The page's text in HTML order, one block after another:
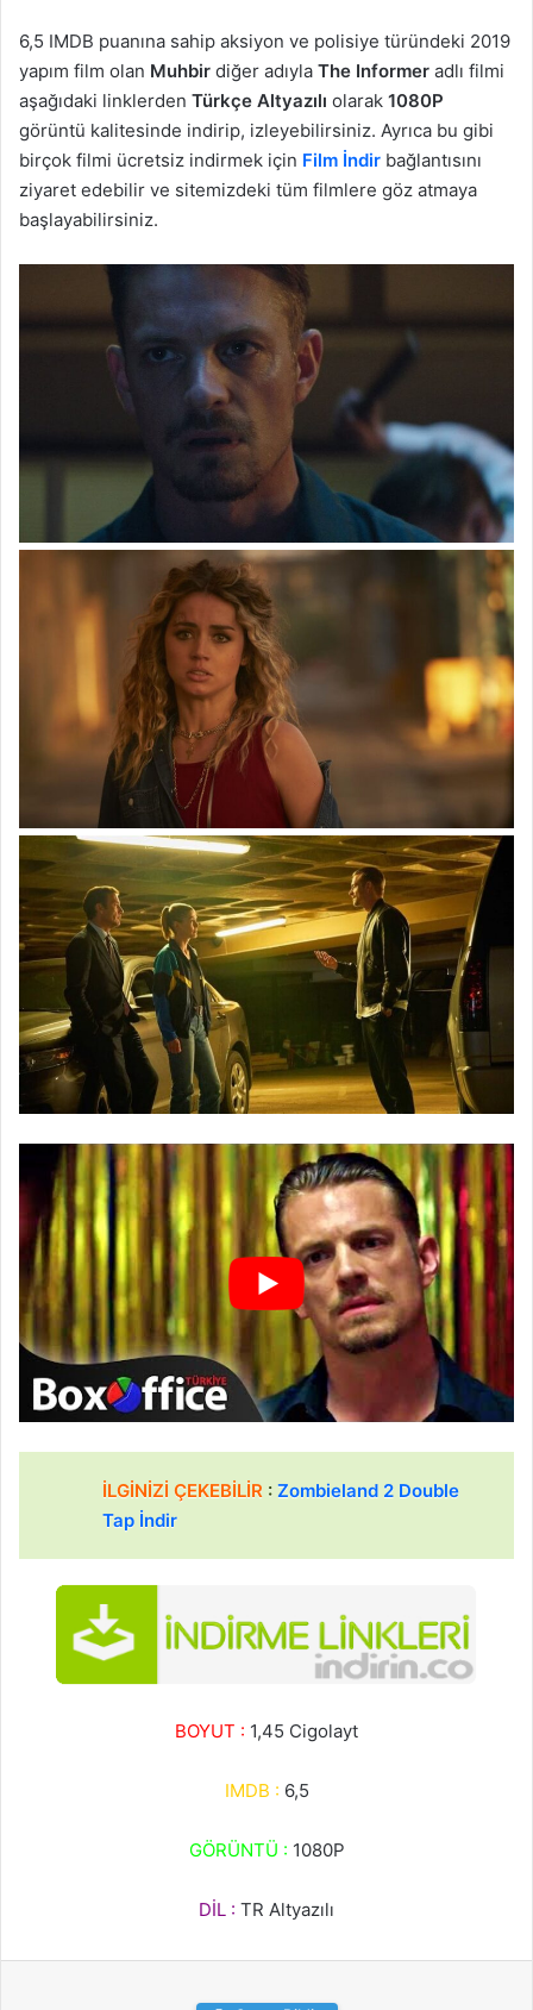
6,5 IMDB puanına sahip aksiyon ve polisiye türündeki 2019
yapım film olan Muhbir diğer adıyla The Informer adlı filmi
aşağıdaki linklerden Türkçe Altyazılı olarak 1080P
görüntü kalitesinde indirip, izleyebilirsiniz. Ayrıca bu gibi
birçok filmi ücretsiz indirmek için Film İndir bağlantısını
ziyaret edebilir ve sitemizdeki tüm filmlere göz atmaya
başlayabilirsiniz.
İLGİNİZİ ÇEKEBİLİR : Zombieland 2 Double
Tap İndir
BOYUT : 1,45 Cigolayt
IMDB : 6,5
GÖRÜNTÜ : 1080P
DİL : TR Altyazılı